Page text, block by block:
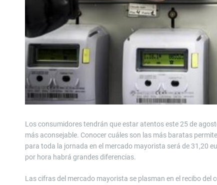
Los consumidores tendrán que estar atentos este 25 de
más aconsejable. Conocer cuáles son las más baratas
para toda la jornada en el mercado mayorista será de 31,20
por hora habrá grandes diferencias.
Las cifras del mercado mayorista se plasman en el recibo